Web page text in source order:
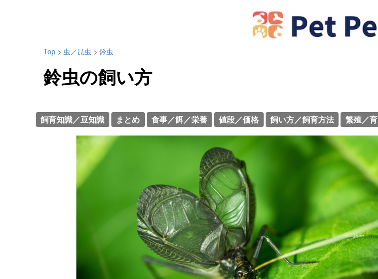
Top > 虫／昆虫 > 鈴虫
鈴虫の飼い方
飼育知識／豆知識 まとめ 食事／餌／栄養 値段／価格 飼い方／飼育方法 繁殖／